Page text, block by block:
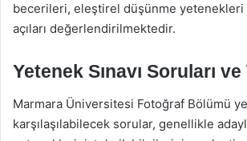
becerileri, eleştirel düşünme yetenekleri
açıları değerlendirilmektedir.
Yetenek Sınavı Soruları ve
Marmara Üniversitesi Fotoğraf Bölümü
karşılaşılabilecek sorular, genellikle